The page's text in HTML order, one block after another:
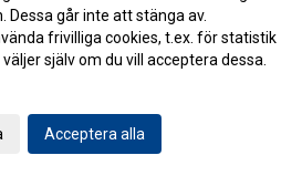
2017-10-24 07:00
2017-10-12 07:00
som blev elitdomare.
går inte att stänga av.
frivilliga cookies, t.ex. för statistik
själv om du vill acceptera dessa.
Acceptera alla